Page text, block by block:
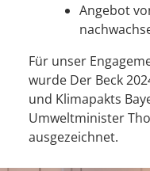
Angebot
Für unser
wurde Der Beck
und Klimapakts
Umweltminister
ausgezeichnet.